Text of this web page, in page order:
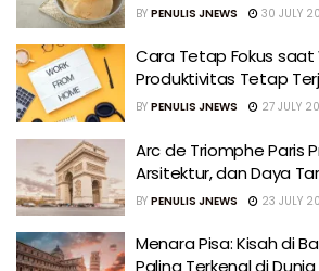
BY PENULIS JNEWS 30 JULY
Cara Tetap Fokus saat
Produktivitas Tetap
BY PENULIS JNEWS 27 JULY
Arc de Triomphe Paris
Arsitektur, dan Daya
BY PENULIS JNEWS 23 JULY
Menara Pisa: Kisah di
Paling Terkenal di Dunia